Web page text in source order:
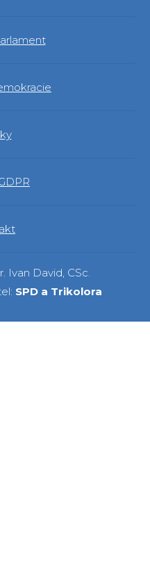
Ivan David, CSc.
SPD a Trikolora